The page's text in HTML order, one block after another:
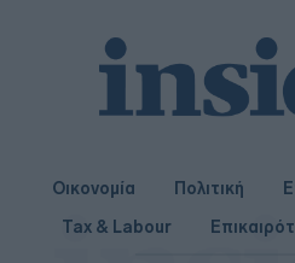
Οικονομία Πολιτική
Tax & Labour